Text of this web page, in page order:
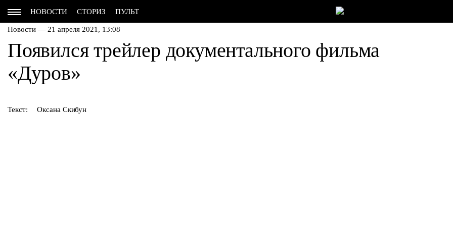
НОВОСТИ СТОРИЗ ПУЛЬТ
Новости — 21 апреля 2021, 13:08
Появился трейлер документального фильма
«Дуров»
Текст: Оксана Скибун